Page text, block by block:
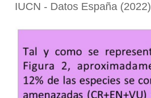
IUCN - Datos España (2022)